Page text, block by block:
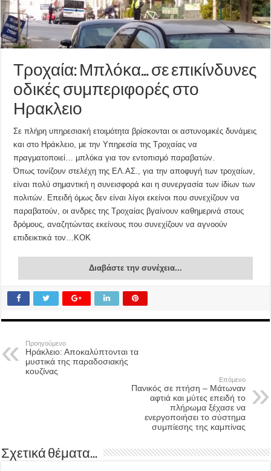
Τροχαία: Μπλόκα… σε επικίνδυνες
οδικές συμπεριφορές στο
Ηρακλειο
Σε πλήρη υπηρεσιακή ετοιμότητα βρίσκονται οι αστυνομικές δυνάμεις
και στο Ηράκλειο, με την Υπηρεσία της Τροχαίας να
πραγματοποιεί… μπλόκα για τον εντοπισμό παραβατών.
Όπως τονίζουν στελέχη της ΕΛ.ΑΣ., για την αποφυγή των τροχαίων,
είναι πολύ σημαντική η συνεισφορά και η συνεργασία των ίδiων των
πολιτών. Επειδή όμως δεν είναι λίγοι εκείνοι που συνεχίζουν να
παραβατούν, οι ανδρες της Τροχαίας βγαίνουν καθημερινά στους
δρόμους, αναζητώντας εκείνους που συνεχίζουν να αγνοούν
επιδεικτικά τον…ΚΟΚ
Διαβάστε την συνέχεια...
Προηγούμενο
Ηράκλειο: Αποκαλύπτονται τα
μυστικά της παραδοσιακής
κουζίνας
Επόμενο
Πανικός σε πτήση – Μάτωναν
αφτιά και μύτες επειδή το
πλήρωμα ξέχασε να
ενεργοποιήσει το σύστημα
συμπίεσης της καμπίνας
Σχετικά θέματα...